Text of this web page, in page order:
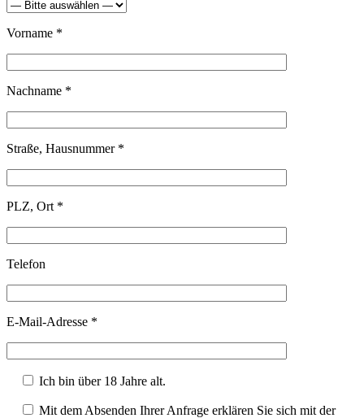
Vorname *
Nachname *
Straße, Hausnummer *
PLZ, Ort *
Telefon
E-Mail-Adresse *
Ich bin über 18 Jahre alt.
Mit dem Absenden Ihrer Anfrage erklären Sie sich mit der